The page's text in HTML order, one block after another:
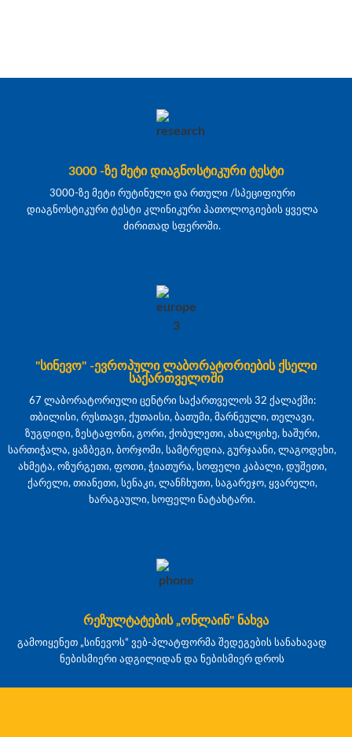
3000 -ზე მეტი დიაგნოსტიკური ტესტი
3000-ზე მეტი რუტინული და რთული /სპეციფიური
დიაგნოსტიკური ტესტი კლინიკური პათოლოგიების ყველა
ძირითად სფეროში.
"სინევო" -ევროპული ლაბორატორიების ქსელი
საქართველოში
67 ლაბორატორიული ცენტრი საქართველოს 32 ქალაქში:
თბილისი, რუსთავი, ქუთაისი, ბათუმი, მარნეული, თელავი,
ზუგდიდი, ზესტაფონი, გორი, ქობულეთი, ახალციხე, ხაშური,
სართიჭალა, ყაზბეგი, ბორჯომი, სამტრედია, გურჯაანი, ლაგოდეხი,
ახმეტა, ოზურგეთი, ფოთი, ჭიათურა, სოფელი კაბალი, დუშეთი,
ქარელი, თიანეთი, სენაკი, ლანჩხუთი, საგარეჯო, ყვარელი,
ხარაგაული, სოფელი ნატახტარი.
რეზულტატების „ონლაინ" ნახვა
გამოიყენეთ „სინევოს“ ვებ-პლატფორმა შედეგების სანახავად
ნებისმიერი ადგილიდან და ნებისმიერ დროს